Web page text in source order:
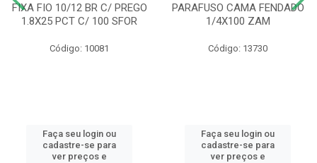
FIXA FIO 10/12 BR C/ PREGO
1.8X25 PCT C/ 100 SFOR
Código: 10081
Faça seu login ou
cadastre-se para
ver preços e
PARAFUSO CAMA FENDADO
1/4X100 ZAM
Código: 13730
Faça seu login ou
cadastre-se para
ver preços e